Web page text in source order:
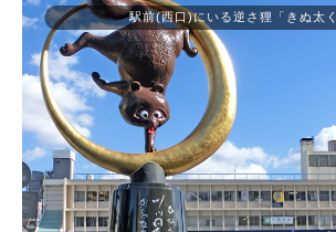
駅前(西口)にいる逆さ狸「きぬ太く